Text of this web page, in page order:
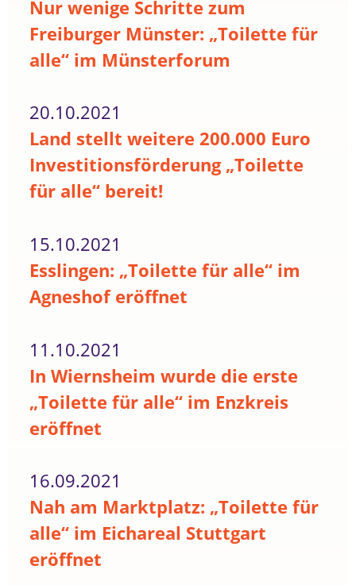
Nur wenige Schritte zum
Freiburger Münster: „Toilette für
alle“ im Münsterforum
20.10.2021
Land stellt weitere 200.000 Euro
Investitionsförderung „Toilette
für alle“ bereit!
15.10.2021
Esslingen: „Toilette für alle“ im
Agneshof eröffnet
11.10.2021
In Wiernsheim wurde die erste
„Toilette für alle“ im Enzkreis
eröffnet
16.09.2021
Nah am Marktplatz: „Toilette für
alle“ im Eichareal Stuttgart
eröffnet